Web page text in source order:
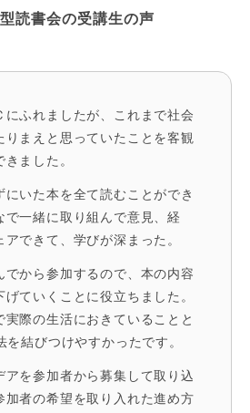
読書会の受講生の声
にふれましたが、これまで社会
りまえと思っていたことを客観
ました。
にいた本を全て読むことができ
で一緒に取り組んで意見、経
できて、学びが深まった。
でから参加するので、本の内容
げていくことに役立ちました。
実際の生活におきていることと
を結びつけやすかったです。
アを参加者から募集して取り込
加者の希望を取り入れた進め方